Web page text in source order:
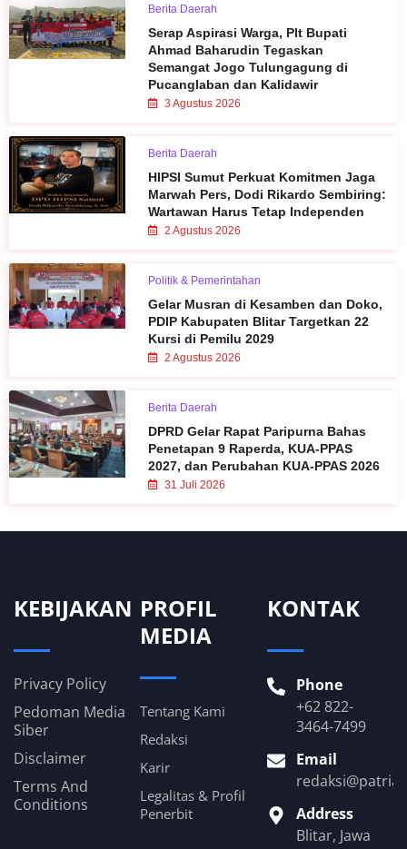
Berita Daerah
Serap Aspirasi Warga, Plt Bupati
Ahmad Baharudin Tegaskan
Semangat Jogo Tulungagung di
Pucanglaban dan Kalidawir
3 Agustus 2026
Berita Daerah
HIPSI Sumut Perkuat Komitmen Jaga
Marwah Pers, Dodi Rikardo Sembiring:
Wartawan Harus Tetap Independen
2 Agustus 2026
Politik & Pemerintahan
Gelar Musran di Kesamben dan Doko,
PDIP Kabupaten Blitar Targetkan 22
Kursi di Pemilu 2029
2 Agustus 2026
Berita Daerah
DPRD Gelar Rapat Paripurna Bahas
Penetapan 9 Raperda, KUA-PPAS
2027, dan Perubahan KUA-PPAS 2026
31 Juli 2026
KEBIJAKAN
Privacy Policy
Pedoman Media
Siber
Disclaimer
Terms And
Conditions
PROFIL
MEDIA
Tentang Kami
Redaksi
Karir
Legalitas & Profil
Penerbit
KONTAK
Phone
+62 822-
3464-7499
Email
Address
Blitar, Jawa